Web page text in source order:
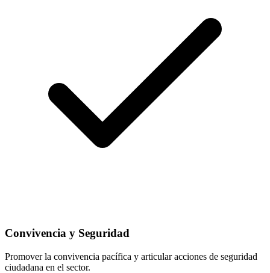
Convivencia y Seguridad
Promover la convivencia pacífica y articular acciones de seguridad
ciudadana en el sector.